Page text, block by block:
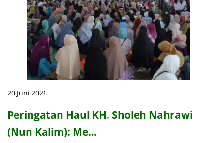
20 Juni 2026
Peringatan Haul KH. Sholeh Nahrawi
(Nun Kalim): Me…